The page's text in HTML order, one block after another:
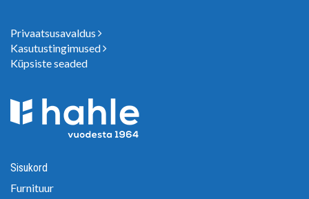
Privaatsusavaldus
Kasutustingimused
Küpsiste seaded
Sisukord
Furnituur